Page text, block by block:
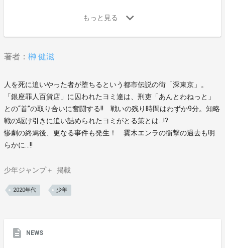
著者： 榊 健滋
人を死に追いやった者が堕ちるという都市伝説の街「深東京」。
「銀座罪人百貨店」に囚われたヨミ達は、刑吏「あんとわねっと」
との“首”の取り合いに奮闘する!! 戦いの残り時間はわずか9分。知略
戦の駆け引きに追い詰められたヨミがとる策とは…!?
惨劇の終焉後、更なる事件も発生！ 霙木エンラの衝撃の過去も明
らかに…!!
少年ジャンプ＋ 掲載
2020年代 少年
NEWS